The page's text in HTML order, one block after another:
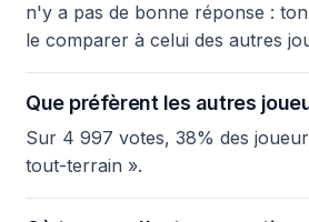
n'y a pas de bonne réponse :
le comparer à celui des autres
Que préfèrent les autres
Sur 4 997 votes, 38% des
tout-terrain ».